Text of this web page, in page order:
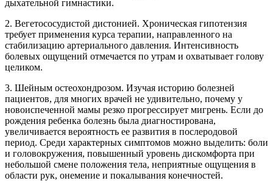
дыхательной гимнастики.
2. Вегетососудистой дистонией. Хроническая гипотензия
требует применения курса терапии, направленного на
стабилизацию артериального давления. Интенсивность
болевых ощущений отмечается по утрам и охватывает голову
целиком.
3. Шейным остеохондрозом. Изучая историю болезней
пациентов, для многих врачей не удивительно, почему у
новоиспеченной мамы резко прогрессирует мигрень. Если до
рождения ребенка болезнь была диагностирована,
увеличивается вероятность ее развития в послеродовой
период. Среди характерных симптомов можно выделить: боли
и головокружения, повышенный уровень дискомфорта при
небольшой смене положения тела, неприятные ощущения в
области рук, онемение и покалывания конечностей.